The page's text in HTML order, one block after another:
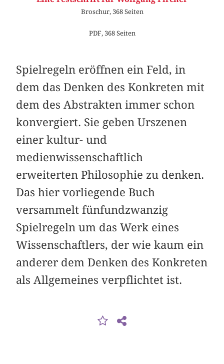
Broschur, 368 Seiten
PDF, 368 Seiten
Spielregeln eröffnen ein Feld, in
dem das Denken des Konkreten mit
dem des Abstrakten immer schon
konvergiert. Sie geben Urszenen
einer kultur- und
medienwissenschaftlich
erweiterten Philosophie zu denken.
Das hier vorliegende Buch
versammelt fünfundzwanzig
Spielregeln um das Werk eines
Wissenschaftlers, der wie kaum ein
anderer dem Denken des Konkreten
als Allgemeines verpflichtet ist.